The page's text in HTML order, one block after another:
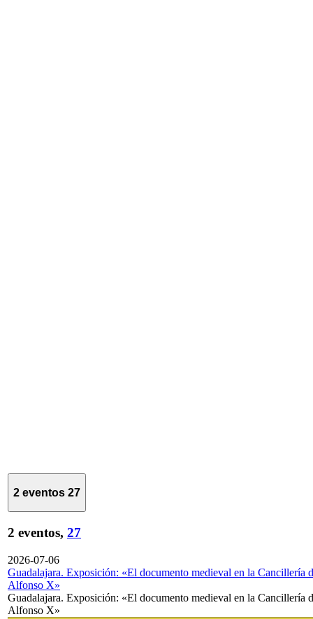
2 eventos 27
2 eventos, 27
2026-07-06
Guadalajara. Exposición: «El documento medieval en la Cancillería
Alfonso X»
Guadalajara. Exposición: «El documento medieval en la Cancillería
Alfonso X»